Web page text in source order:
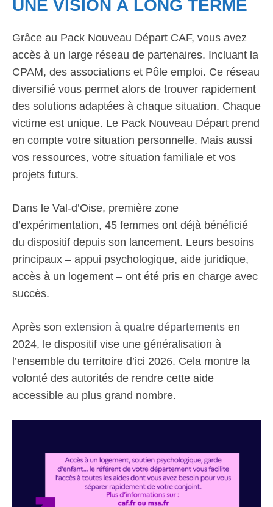
UNE VISION À LONG TERME
Grâce au Pack Nouveau Départ CAF, vous avez
accès à un large réseau de partenaires. Incluant la
CPAM, des associations et Pôle emploi. Ce réseau
diversifié vous permet alors de trouver rapidement
des solutions adaptées à chaque situation. Chaque
victime est unique. Le Pack Nouveau Départ prend
en compte votre situation personnelle. Mais aussi
vos ressources, votre situation familiale et vos
projets futurs.
Dans le Val-d’Oise, première zone
d’expérimentation, 45 femmes ont déjà bénéficié
du dispositif depuis son lancement. Leurs besoins
principaux – appui psychologique, aide juridique,
accès à un logement – ont été pris en charge avec
succès.
Après son extension à quatre départements en
2024, le dispositif vise une généralisation à
l’ensemble du territoire d’ici 2026. Cela montre la
volonté des autorités de rendre cette aide
accessible au plus grand nombre.